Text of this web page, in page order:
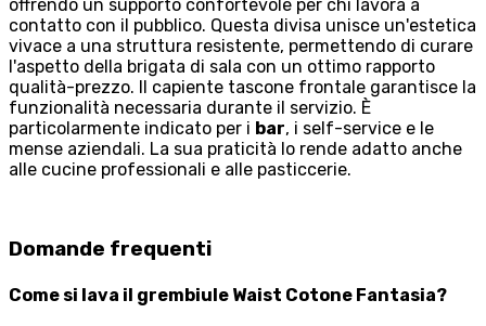
offrendo un supporto confortevole per chi lavora a
contatto con il pubblico. Questa divisa unisce un'estetica
vivace a una struttura resistente, permettendo di curare
l'aspetto della brigata di sala con un ottimo rapporto
qualità-prezzo. Il capiente tascone frontale garantisce la
funzionalità necessaria durante il servizio. È
particolarmente indicato per i bar, i self-service e le
mense aziendali. La sua praticità lo rende adatto anche
alle cucine professionali e alle pasticcerie.
Domande frequenti
Come si lava il grembiule Waist Cotone Fantasia?